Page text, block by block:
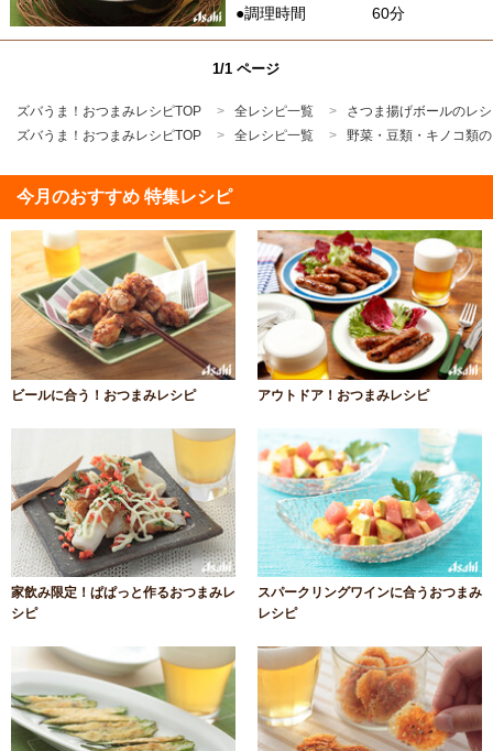
●調理時間
60分
1/1 ページ
ズバうま！おつまみレシピTOP 全レシピ一覧
さつま揚げボールのレ
ズバうま！おつまみレシピTOP
全レシピ一覧 野菜・豆類・キノコ類
今月のおすすめ 特集レシピ
ビールに合う！おつまみレシピ アウトドア！おつまみレシピ
家飲み限定！ぱぱっと作るおつまみレ
シピ
スパークリングワインに合うおつまみ
レシピ